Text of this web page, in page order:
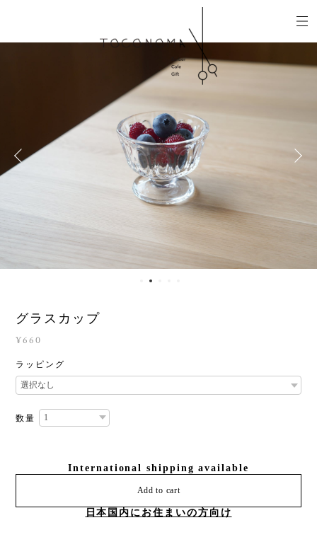
グラスカップ
¥660
ラッピング
数量
International shipping available
Add to cart
日本国内にお住まいの方向け